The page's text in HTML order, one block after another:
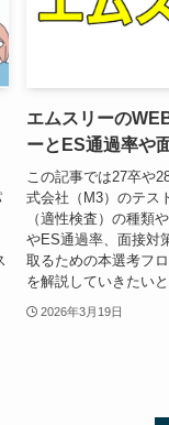
エムスリーの
ーとES通過率や
この記事では27卒や
式会社（M3）のテス
（適性検査）の種類
やES通過率、面接対
取るための本選考フ
を解説していきたい
2026年3月19日